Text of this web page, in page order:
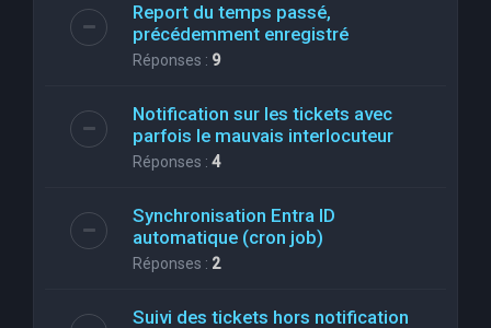
Report du temps passé,
précédemment enregistré
Réponses : 9
Notification sur les tickets avec
parfois le mauvais interlocuteur
Réponses : 4
Synchronisation Entra ID
automatique (cron job)
Réponses : 2
Suivi des tickets hors notification